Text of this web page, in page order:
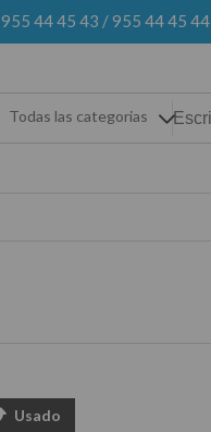
955 44 45 43 /955 44 45 44
Todas las categorias
Usado